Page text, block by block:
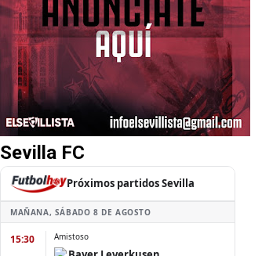
Sevilla FC